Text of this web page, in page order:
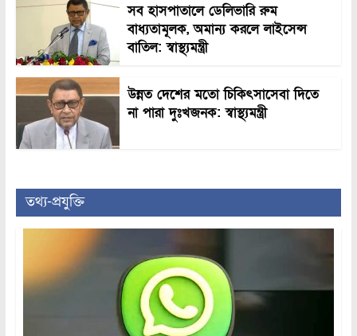
সব হাসপাতালে ডেলিভারি রুম
বাধ্যতামূলক, অমান্য করলে লাইসেন্স
বাতিল: স্বাস্থ্যমন্ত্রী
উন্নত দেশের মতো চিকিৎসাসেবা দিতে
না পারা দুঃখজনক: স্বাস্থ্যমন্ত্রী
তথ্য-প্রযুক্তি